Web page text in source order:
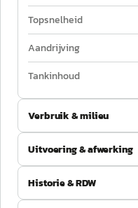
Topsnelheid
Aandrijving
Tankinhoud
Verbruik & milieu
Uitvoering & afwerking
Historie & RDW